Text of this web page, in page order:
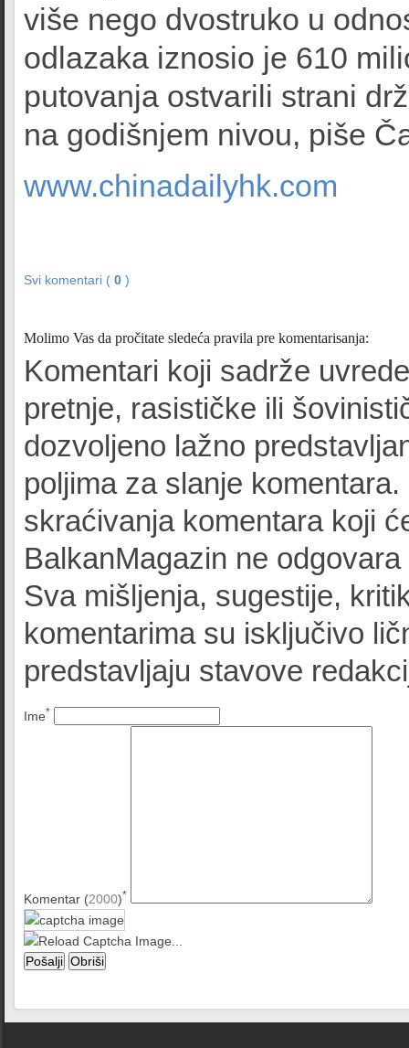
više nego dvostruko u
odlazaka iznosio je 610
putovanja ostvarili strani
na godišnjem nivou, piše
www.chinadailyhk.com
Svi komentari ( 0 )
Molimo Vas da pročitate sledeća pravila pre komentarisanja:
Komentari koji sadrže
pretnje, rasističke ili
dozvoljeno lažno
poljima za slanje
skraćivanja komentara koji
BalkanMagazin ne
Sva mišljenja, sugestije,
komentarima su isključivo
predstavljaju stavove
Ime*
Komentar (2000)*